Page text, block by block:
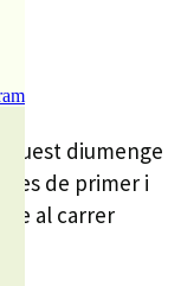
diumenge
de primer i
al carrer